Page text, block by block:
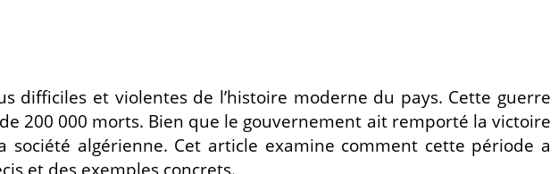
difficiles et violentes de l’histoire moderne du pays. Cette guerre
200 000 morts. Bien que le gouvernement ait remporté la victoire
algérienne. Cet article examine comment cette période a